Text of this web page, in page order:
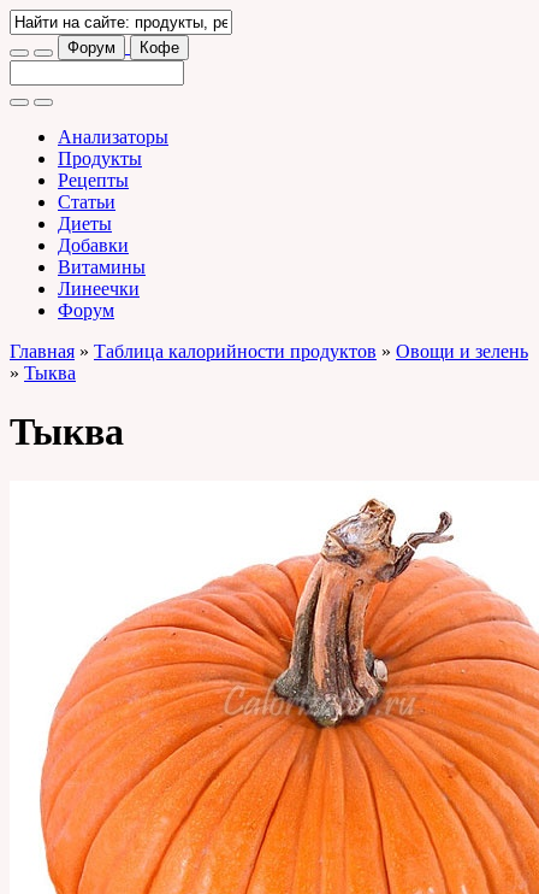
Форум Кофе
Анализаторы
Продукты
Рецепты
Статьи
Диеты
Добавки
Витамины
Линеечки
Форум
Главная » Таблица калорийности продуктов » Овощи и зелень
» Тыква
Тыква